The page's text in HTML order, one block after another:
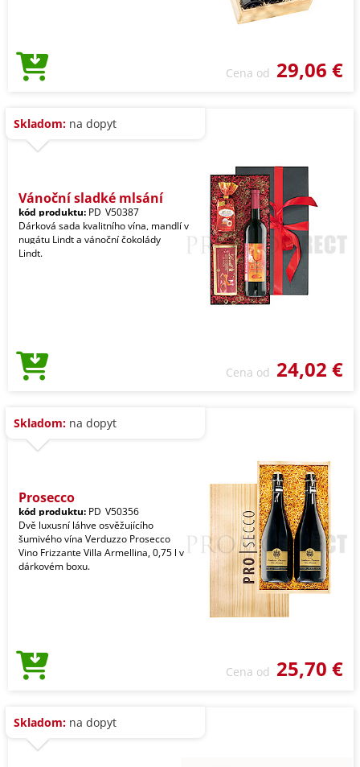
Cena od 29,06 €
Skladom: na dopyt
Vánoční sladké mlsání
kód produktu: PD_V50387
Dárková sada kvalitního vína, mandlí v
nugátu Lindt a vánoční čokolády
Lindt.
Cena od 24,02 €
Skladom: na dopyt
Prosecco
kód produktu: PD_V50356
Dvě luxusní láhve osvěžujícího
šumivého vína Verduzzo Prosecco
Vino Frizzante Villa Armellina, 0,75 l v
dárkovém boxu.
Cena od 25,70 €
Skladom: na dopyt